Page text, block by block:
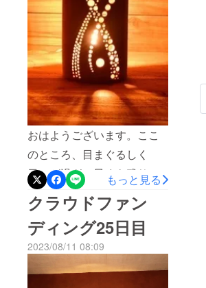
ていくのかなと引き締まる
思いがすると同時に、日本
古来から自然発生的に続く
神社という存在に改めて想
いを馳せる毎日でした。こ
れから時代が変わり、益々
皆様の生活や神社という存
在も形を変えていくことと
は思いますが、コロナとい
う世界的に流行した感染症
のおかげで、一生に一度し
かない中学生活を悔しいと
思った高校生がいること、
また子供達に未来に希望を
残せるのは今の大人しかい
までお願いして回りたいと
思います。もちろん、クラ
ウドファンディング上でも
まだまだ募集しております
ので、何卒よろしくお願い
致します。
おはようございます。ここ
のところ、目まぐるしく
日々が過ぎ、早くも残りわ
ずかとなってきました。ま
ずは、神社についてのご報
告となりますが、スズメバ
チの巣につきましてあのあ
とさらにもう一つ発見して
もっと見る
クラウドファン
ディング25日目
2023/08/11 08:09